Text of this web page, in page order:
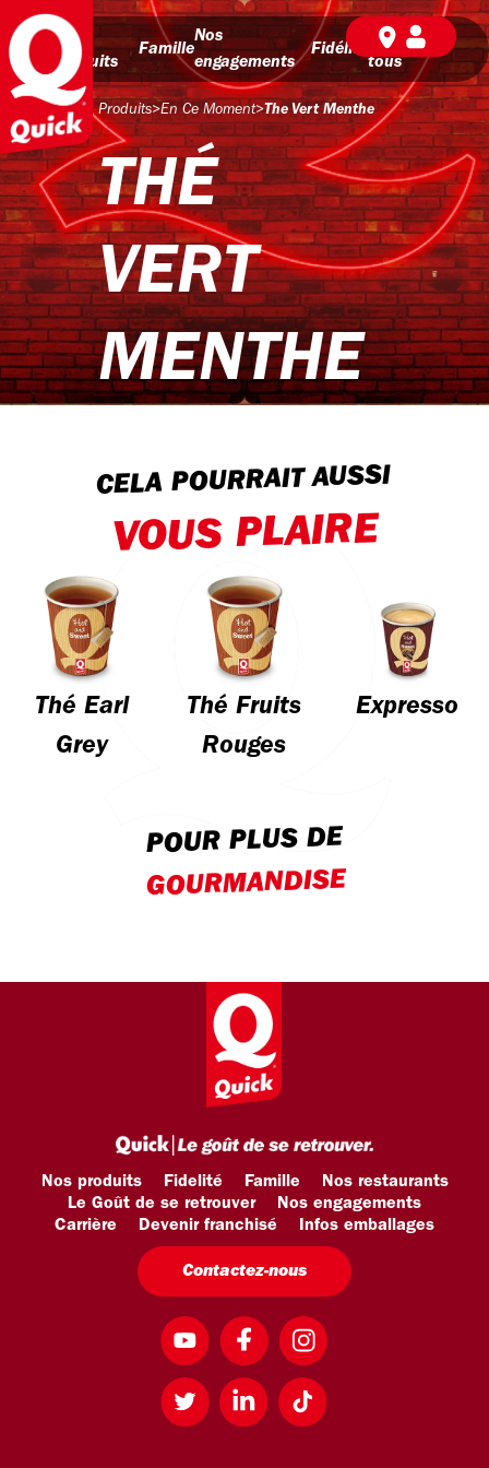
Nos
produits
Famille
Nos
engagements
Fidélité
BD pour
tous
Produits>En Ce Moment>The Vert Menthe
THÉ
VERT
MENTHE
CELA POURRAIT AUSSI
VOUS PLAIRE
Thé Earl
Grey
Thé Fruits
Rouges
Expresso
POUR PLUS DE
GOURMANDISE
Nos produits Fidelité Famille
Nos restaurants
Le Goût de se retrouver
Nos engagements
Carrière
Devenir franchisé Infos emballages
Contactez-nous